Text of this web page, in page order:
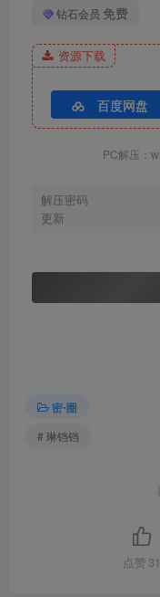
琳铛铛 – NO.025 粉色爆
[11.9]
琳铛铛 – NO.024 极品身
[6.30]
[6.10]
琳铛铛 – NO.018 夏季可
钻石会员 免费
资源下载
百度网盘
PC解压：
解压密码
更新
密⋅圈
# 琳铛铛
点赞 31